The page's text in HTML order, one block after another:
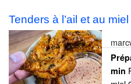
Tenders à l’ail et au miel
min